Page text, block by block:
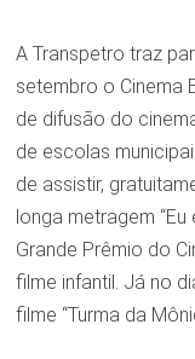
A Transpetro traz
setembro o Cinema
de difusão do
de escolas
de assistir,
longa metragem “Eu
Grande Prêmio do
filme infantil. Já no
filme “Turma da